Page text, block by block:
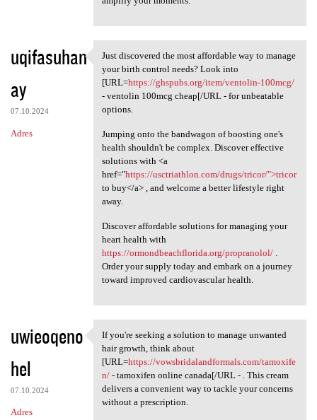
uqifasuhan
ay
07.10.2024
Adres
Just discovered the most
Just discovered the most affordable way to manage
your birth control needs? Look into
[URL=https://ghspubs.org/item/ventolin-100mcg/
- ventolin 100mcg cheap[/URL - for unbeatable
options.
Jumping onto the bandwagon of boosting one's
health shouldn't be complex. Discover effective
solutions with <a
href="https://usctriathlon.com/drugs/tricor/">tricor
to buy</a> , and welcome a better lifestyle right
away.
Discover affordable solutions for managing your
heart health with
https://ormondbeachflorida.org/propranolol/.
Order your supply today and embark on a journey
toward improved cardiovascular health.
uwieoqeno
hel
07.10.2024
Adres
If you're seeking a solution
If you're seeking a solution to manage unwanted
hair growth, think about
[URL=https://vowsbridalandformals.com/tamoxife
n/- tamoxifen online canada[/URL - . This cream
delivers a convenient way to tackle your concerns
without a prescription.